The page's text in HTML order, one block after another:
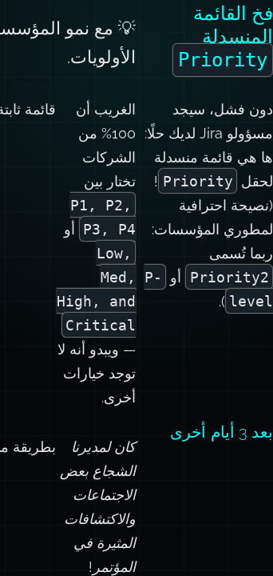
فخ القائمة
المنسدلة
Priority
💡 مع نمو
الأولويات.
دون فشل، سيجد
مسؤولو Jira لديك حلًا:
ها هي قائمة منسدلة
لحقل Priority
!
(نصيحة احترافية
لمطوري المؤسسات:
ربما تُسمى
Priority2
أو
P-
level
).
الغريب أن
100% من
الشركات
تختار بين
P1, P2,
P3, P4
أو
Low,
Med,
High, and
Critical
— ويبدو أنه لا
توجد خيارات
أخرى.
قائمة
بعد 3 أيام أخرى
كان لمديرنا
الشجاع بعض
الاجتماعات
والاكتشافات
المثيرة في
المؤتمر!
بطريقة